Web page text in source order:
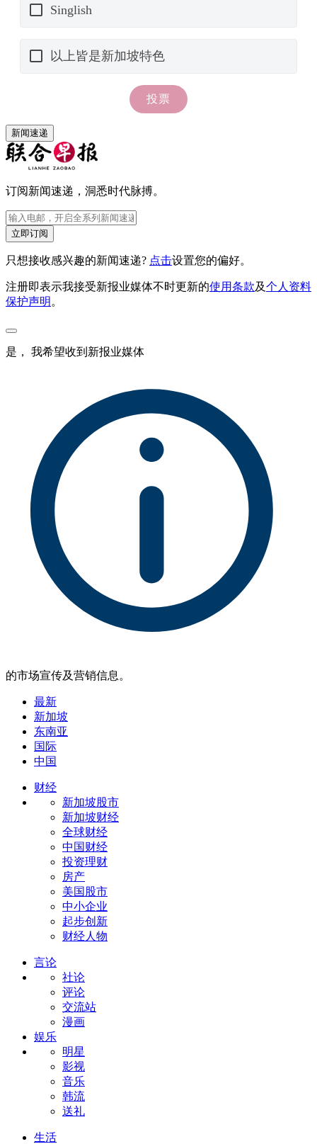
新闻速递
订阅新闻速递，洞悉时代脉搏。
立即订阅
只想接收感兴趣的新闻速递? 点击设置您的偏好。
注册即表示我接受新报业媒体不时更新的使用条款及个人资料
保护声明 。
是， 我希望收到新报业媒体
的市场宣传及营销信息。
最新
新加坡
东南亚
国际
中国
财经
新加坡股市
新加坡财经
全球财经
中国财经
投资理财
房产
美国股市
中小企业
起步创新
财经人物
言论
社论
评论
交流站
漫画
娱乐
明星
影视
音乐
韩流
送礼
生活